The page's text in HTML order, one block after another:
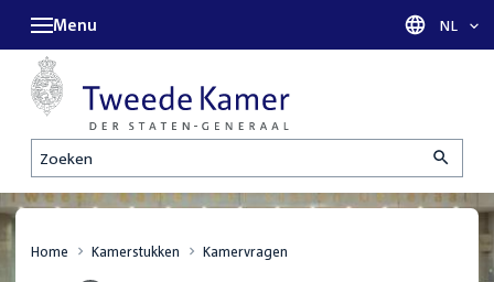
Zoeken
Menu Taal
NL
Home Kamerstukken Kamervragen